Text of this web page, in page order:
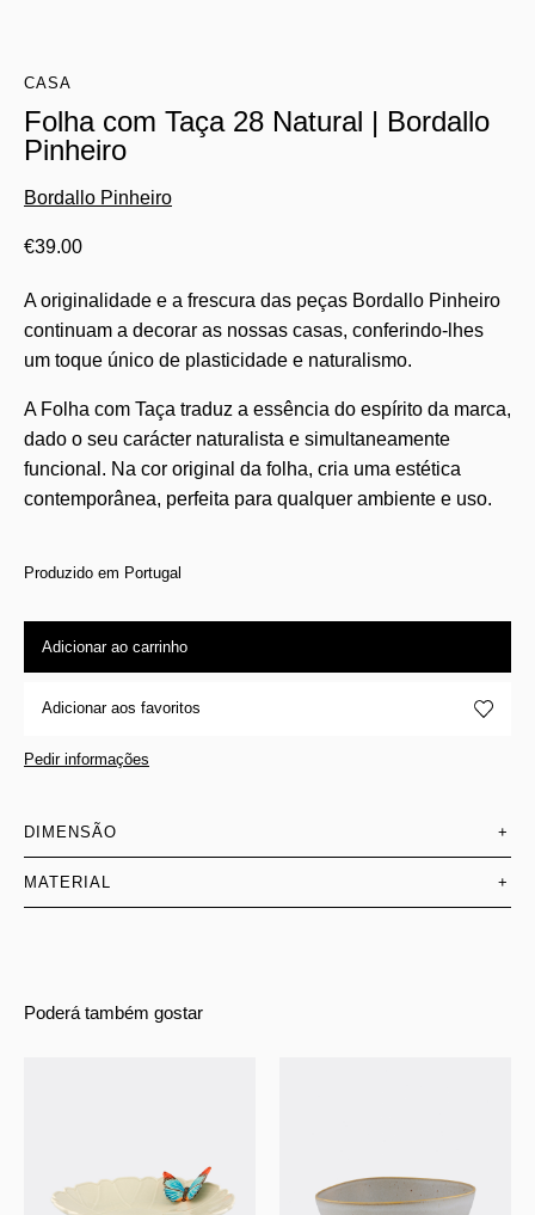
CASA
Folha com Taça 28 Natural | Bordallo
Pinheiro
Bordallo Pinheiro
€39.00
A originalidade e a frescura das peças Bordallo Pinheiro
continuam a decorar as nossas casas, conferindo-lhes
um toque único de plasticidade e naturalismo.
A Folha com Taça traduz a essência do espírito da marca,
dado o seu carácter naturalista e simultaneamente
funcional. Na cor original da folha, cria uma estética
contemporânea, perfeita para qualquer ambiente e uso.
Produzido em Portugal
Adicionar ao carrinho
Adicionar aos favoritos
Pedir informações
DIMENSÃO +
MATERIAL +
Poderá também gostar